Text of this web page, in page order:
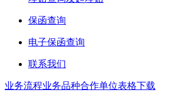
保函查询
电子保函查询
联系我们
业务流程业务品种合作单位表格下载